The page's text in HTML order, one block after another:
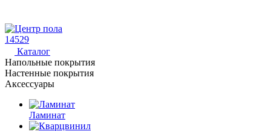
14529
Каталог
Напольные покрытия
Настенные покрытия
Аксессуары
Ламинат